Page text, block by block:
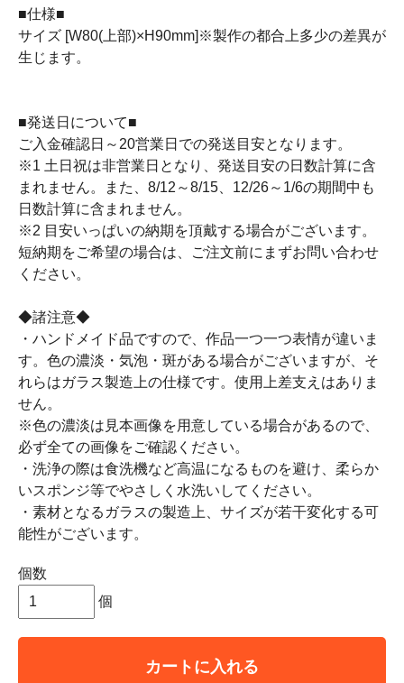
■仕様■
サイズ [W80(上部)×H90mm]※製作の都合上多少の差異が
生じます。
■発送日について■
ご入金確認日～20営業日での発送目安となります。
※1 土日祝は非営業日となり、発送目安の日数計算に含
まれません。また、8/12～8/15、12/26～1/6の期間中も
日数計算に含まれません。
※2 目安いっぱいの納期を頂戴する場合がございます。
短納期をご希望の場合は、ご注文前にまずお問い合わせ
ください。
◆諸注意◆
・ハンドメイド品ですので、作品一つ一つ表情が違いま
す。色の濃淡・気泡・斑がある場合がございますが、そ
れらはガラス製造上の仕様です。使用上差支えはありま
せん。
※色の濃淡は見本画像を用意している場合があるので、
必ず全ての画像をご確認ください。
・洗浄の際は食洗機など高温になるものを避け、柔らか
いスポンジ等でやさしく水洗いしてください。
・素材となるガラスの製造上、サイズが若干変化する可
能性がございます。
個数
個
カートに入れる